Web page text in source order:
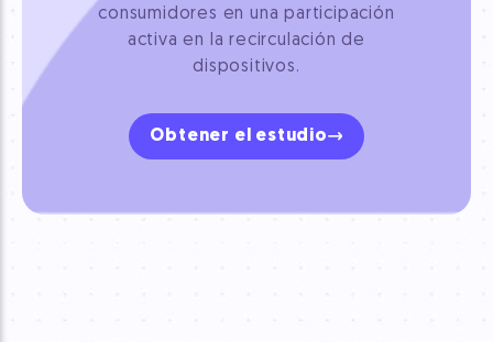
consumidores en una participación
activa en la recirculación de
dispositivos.
Obtener el estudio